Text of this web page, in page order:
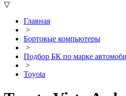
▽
Главная
>
Бортовые компьютеры
>
Подбор БК по марке
>
Toyota